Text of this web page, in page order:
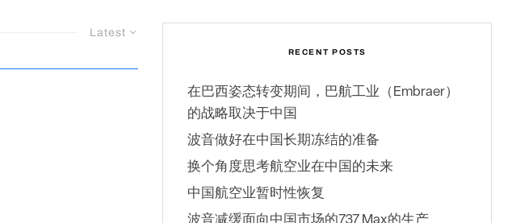
Latest
RECENT POSTS
在巴西姿态转变期间，巴航工业（Embraer）
的战略取决于中国
波音做好在中国长期冻结的准备
换个角度思考航空业在中国的未来
中国航空业暂时性恢复
波音减缓面向中国市场的737 Max的生产